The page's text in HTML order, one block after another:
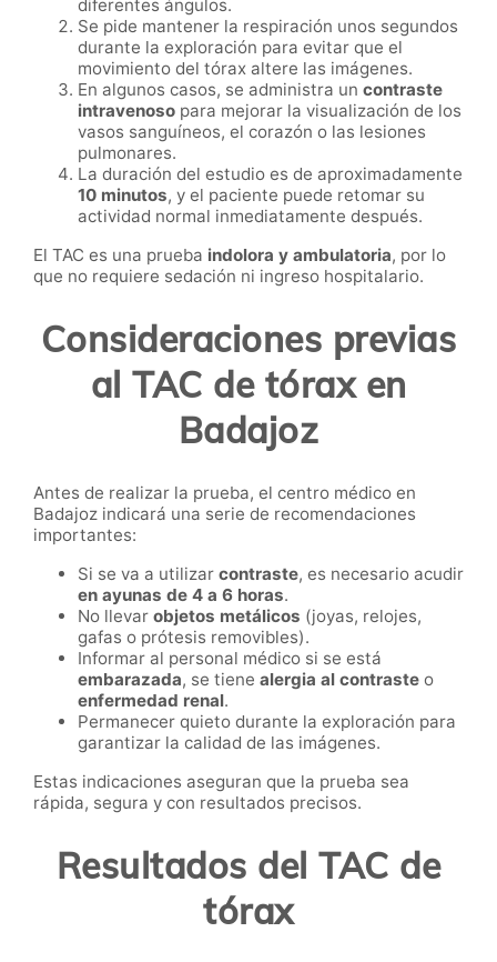
diferentes ángulos.
Se pide mantener la respiración unos segundos
durante la exploración para evitar que el
movimiento del tórax altere las imágenes.
En algunos casos, se administra un contraste
intravenoso para mejorar la visualización de los
vasos sanguíneos, el corazón o las lesiones
pulmonares.
La duración del estudio es de aproximadamente
10 minutos, y el paciente puede retomar su
actividad normal inmediatamente después.
El TAC es una prueba indolora y ambulatoria, por lo
que no requiere sedación ni ingreso hospitalario.
Consideraciones previas
al TAC de tórax en
Badajoz
Antes de realizar la prueba, el centro médico en
Badajoz indicará una serie de recomendaciones
importantes:
Si se va a utilizar contraste, es necesario acudir
en ayunas de 4 a 6 horas.
No llevar objetos metálicos (joyas, relojes,
gafas o prótesis removibles).
Informar al personal médico si se está
embarazada, se tiene alergia al contraste o
enfermedad renal.
Permanecer quieto durante la exploración para
garantizar la calidad de las imágenes.
Estas indicaciones aseguran que la prueba sea
rápida, segura y con resultados precisos.
Resultados del TAC de
tórax